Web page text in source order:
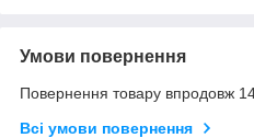
Умови повернення
Повернення товару впродовж
Всі умови повернення